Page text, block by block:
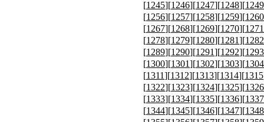
[1245][1246][1247][1248][1249
[1256][1257][1258][1259][1260
[1267][1268][1269][1270][1271
[1278][1279][1280][1281][1282
[1289][1290][1291][1292][1293
[1300][1301][1302][1303][1304
[1311][1312][1313][1314][1315
[1322][1323][1324][1325][1326
[1333][1334][1335][1336][1337
[1344][1345][1346][1347][1348